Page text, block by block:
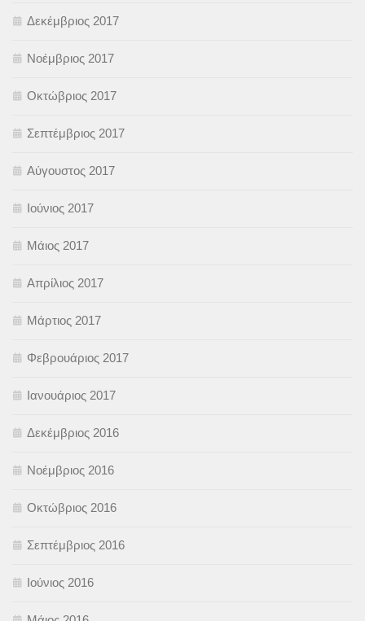
Δεκέμβριος 2017
Νοέμβριος 2017
Οκτώβριος 2017
Σεπτέμβριος 2017
Αύγουστος 2017
Ιούνιος 2017
Μάιος 2017
Απρίλιος 2017
Μάρτιος 2017
Φεβρουάριος 2017
Ιανουάριος 2017
Δεκέμβριος 2016
Νοέμβριος 2016
Οκτώβριος 2016
Σεπτέμβριος 2016
Ιούνιος 2016